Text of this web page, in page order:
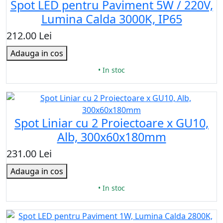
Spot LED pentru Paviment 5W / 220V,
Lumina Calda 3000K, IP65
212.00 Lei
Adauga in cos
• In stoc
Spot Liniar cu 2 Proiectoare x GU10,
Alb, 300x60x180mm
231.00 Lei
Adauga in cos
• In stoc